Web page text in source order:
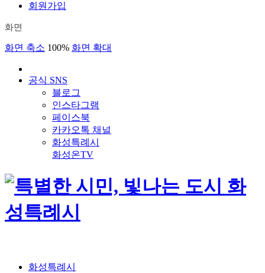
회원가입
화면
화면 축소 100% 화면 확대
공식 SNS
블로그
인스타그램
페이스북
카카오톡 채널
화성특례시
화성온TV
화성특례시